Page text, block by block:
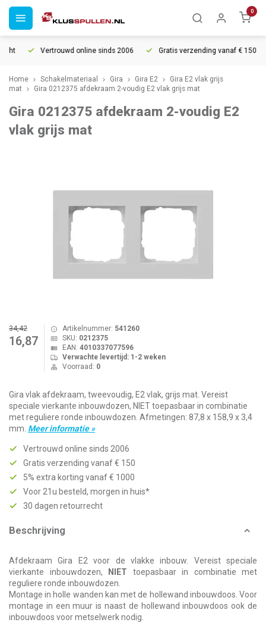
0
Vertrouwd online sinds 2006 Gratis verzending vanaf € 150
Home Schakelmateriaal Gira Gira E2
Gira E2 vlak grijs
mat
Gira 0212375 afdekraam 2-voudig E2 vlak grijs mat
Gira 0212375 afdekraam 2-voudig E2
vlak grijs mat
34,42
16,87
Artikelnummer: 541260
SKU: 0212375
EAN: 4010337077596
Verwachte levertijd: 1-2 weken
Voorraad: 0
Gira vlak afdekraam, tweevoudig, E2 vlak, grijs mat. Vereist
speciale vierkante inbouwdozen, NIET toepasbaar in combinatie
met reguliere ronde inbouwdozen. Afmetingen: 87,8 x 158,9 x 3,4
mm. Meer informatie »
Vertrouwd online sinds 2006
Gratis verzending vanaf € 150
5% extra korting vanaf € 1000
Voor 21u besteld, morgen in huis*
30 dagen retourrecht
Beschrijving
Afdekraam Gira E2 voor de vlakke inbouw. Vereist speciale
vierkante inbouwdozen,
NIET toepasbaar in combinatie met
reguliere ronde inbouwdozen.
Montage in holle wanden kan met de hollewand inbouwdoos. Voor
montage in een muur is naast de hollewand inbouwdoos ook de
inbouwdoos voor metselwerk nodig.